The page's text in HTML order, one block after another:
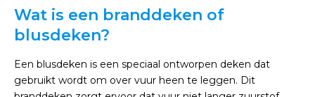
Wat is een branddeken of
blusdeken?
Een blusdeken is een speciaal ontworpen deken dat
gebruikt wordt om over vuur heen te leggen. Dit